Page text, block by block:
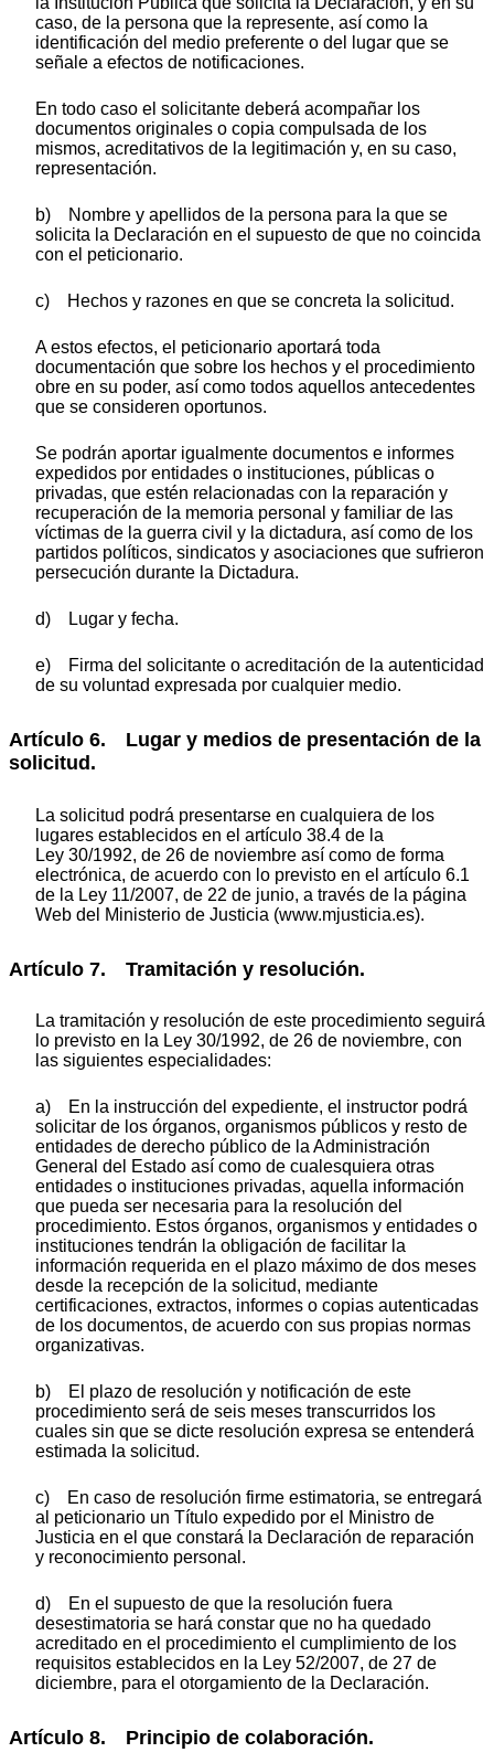
caso, de la persona que la represente, así como la
identificación del medio preferente o del lugar que se
señale a efectos de notificaciones.
En todo caso el solicitante deberá acompañar los
documentos originales o copia compulsada de los
mismos, acreditativos de la legitimación y, en su caso,
representación.
b) Nombre y apellidos de la persona para la que se
solicita la Declaración en el supuesto de que no coincida
con el peticionario.
c) Hechos y razones en que se concreta la solicitud.
A estos efectos, el peticionario aportará toda
documentación que sobre los hechos y el procedimiento
obre en su poder, así como todos aquellos antecedentes
que se consideren oportunos.
Se podrán aportar igualmente documentos e informes
expedidos por entidades o instituciones, públicas o
privadas, que estén relacionadas con la reparación y
recuperación de la memoria personal y familiar de las
víctimas de la guerra civil y la dictadura, así como de los
partidos políticos, sindicatos y asociaciones que sufrieron
persecución durante la Dictadura.
d) Lugar y fecha.
e) Firma del solicitante o acreditación de la autenticidad
de su voluntad expresada por cualquier medio.
Artículo 6. Lugar y medios de presentación de la
solicitud.
La solicitud podrá presentarse en cualquiera de los
lugares establecidos en el artículo 38.4 de la
Ley 30/1992, de 26 de noviembre así como de forma
electrónica, de acuerdo con lo previsto en el artículo 6.1
de la Ley 11/2007, de 22 de junio, a través de la página
Web del Ministerio de Justicia (www.mjusticia.es).
Artículo 7. Tramitación y resolución.
La tramitación y resolución de este procedimiento seguirá
lo previsto en la Ley 30/1992, de 26 de noviembre, con
las siguientes especialidades:
a) En la instrucción del expediente, el instructor podrá
solicitar de los órganos, organismos públicos y resto de
entidades de derecho público de la Administración
General del Estado así como de cualesquiera otras
entidades o instituciones privadas, aquella información
que pueda ser necesaria para la resolución del
procedimiento. Estos órganos, organismos y entidades o
instituciones tendrán la obligación de facilitar la
información requerida en el plazo máximo de dos meses
desde la recepción de la solicitud, mediante
certificaciones, extractos, informes o copias autenticadas
de los documentos, de acuerdo con sus propias normas
organizativas.
b) El plazo de resolución y notificación de este
procedimiento será de seis meses transcurridos los
cuales sin que se dicte resolución expresa se entenderá
estimada la solicitud.
c) En caso de resolución firme estimatoria, se entregará
al peticionario un Título expedido por el Ministro de
Justicia en el que constará la Declaración de reparación
y reconocimiento personal.
d) En el supuesto de que la resolución fuera
desestimatoria se hará constar que no ha quedado
acreditado en el procedimiento el cumplimiento de los
requisitos establecidos en la Ley 52/2007, de 27 de
diciembre, para el otorgamiento de la Declaración.
Artículo 8. Principio de colaboración.